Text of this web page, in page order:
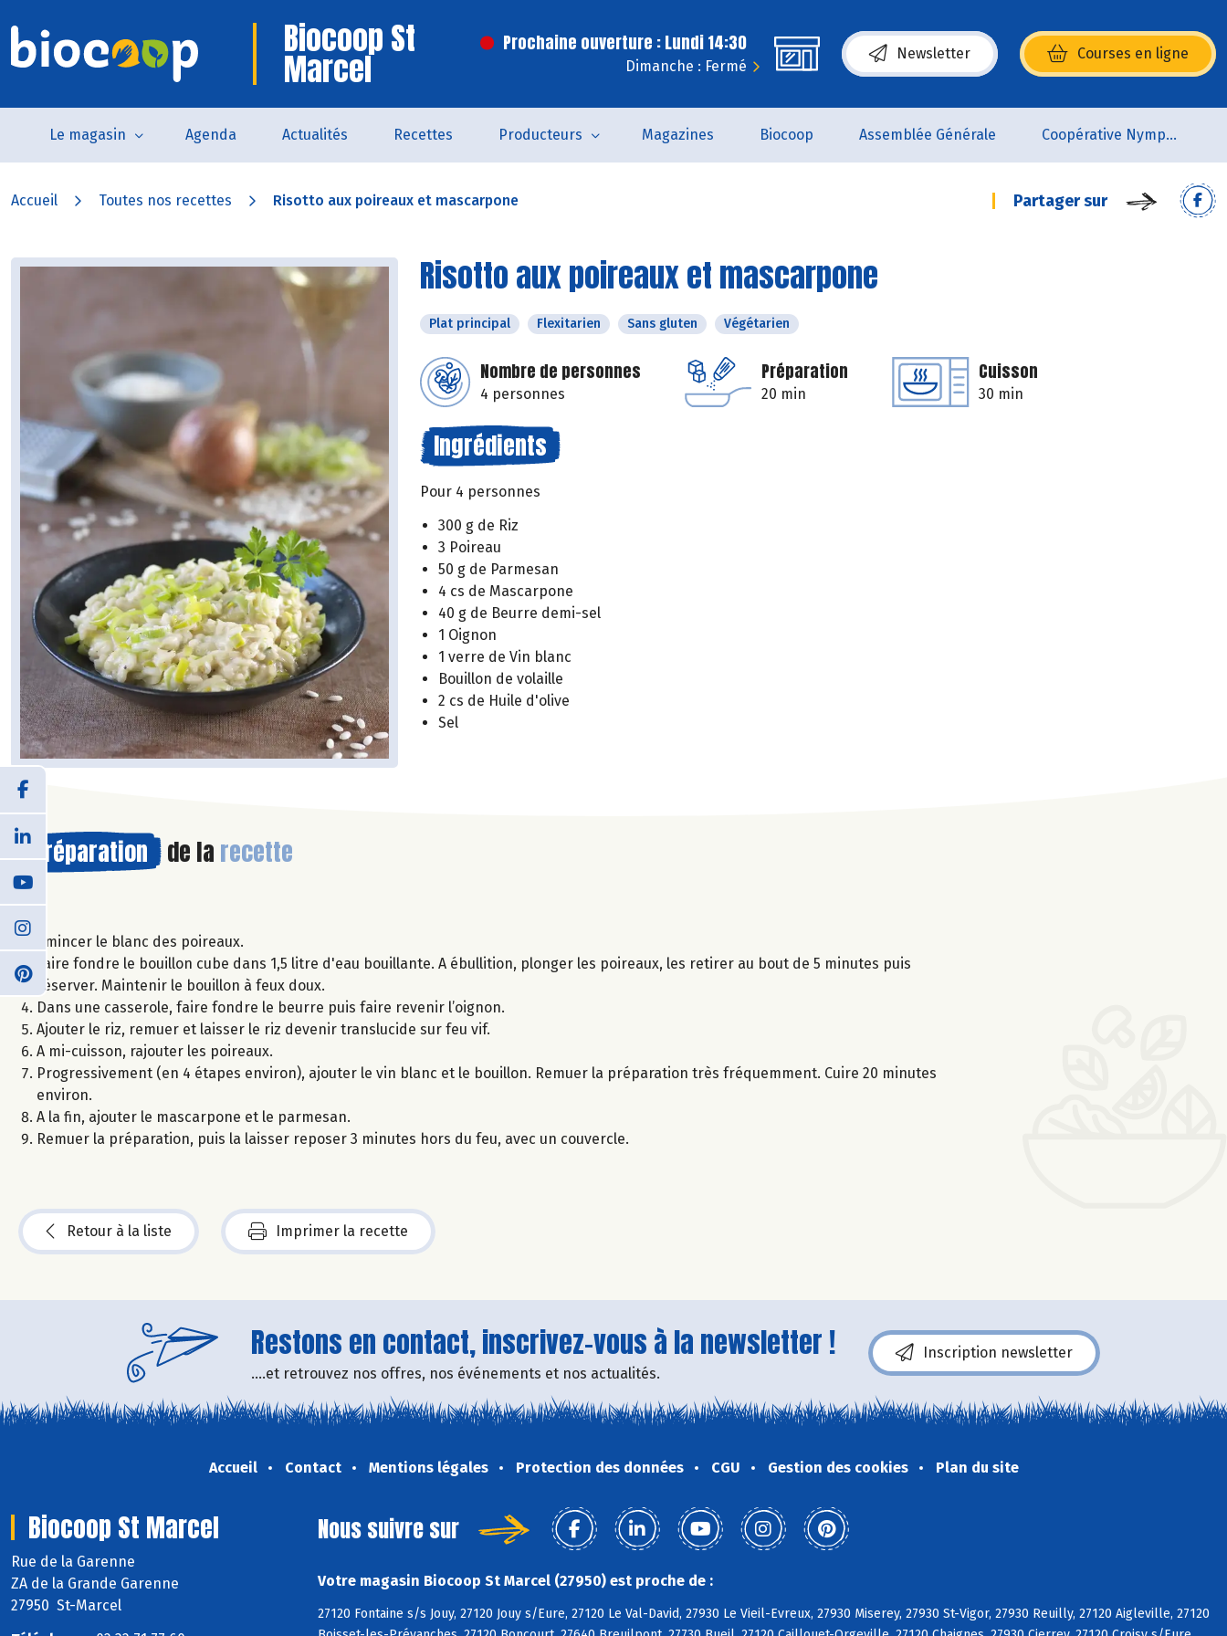
Biocoop St
Marcel
Prochaine ouverture : Lundi 14:30
Dimanche : Fermé
Newsletter Courses en ligne
(s’ouvre dans une nouvelle fenêtre)
Le magasin Agenda Actualités Recettes Producteurs Magazines Biocoop Assemblée Générale Coopérative Nymphéa
Accueil Toutes nos recettes Risotto aux poireaux et mascarpone Partager sur
Risotto aux poireaux et mascarpone
Plat principal Flexitarien Sans gluten Végétarien
Nombre de personnes
4 personnes
Préparation
20 min
Cuisson
30 min
Ingrédients
Pour 4 personnes
300 g de Riz
3 Poireau
50 g de Parmesan
4 cs de Mascarpone
40 g de Beurre demi-sel
1 Oignon
1 verre de Vin blanc
Bouillon de volaille
2 cs de Huile d'olive
Sel
Préparation de la recette
Emincer le blanc des poireaux.
Faire fondre le bouillon cube dans 1,5 litre d'eau bouillante. A ébullition, plonger les poireaux, les retirer au bout de 5 minutes puis
réserver. Maintenir le bouillon à feux doux.
Dans une casserole, faire fondre le beurre puis faire revenir l’oignon.
Ajouter le riz, remuer et laisser le riz devenir translucide sur feu vif.
A mi-cuisson, rajouter les poireaux.
Progressivement (en 4 étapes environ), ajouter le vin blanc et le bouillon. Remuer la préparation très fréquemment. Cuire 20 minutes
environ.
A la fin, ajouter le mascarpone et le parmesan.
Remuer la préparation, puis la laisser reposer 3 minutes hors du feu, avec un couvercle.
Retour à la liste Imprimer la recette
Restons en contact, inscrivez-vous à la newsletter !
....et retrouvez nos offres, nos événements et nos actualités.
Inscription newsletter
Accueil Contact Mentions légales Protection des données CGU Gestion des cookies Plan du site
Biocoop St Marcel
Rue de la Garenne
ZA de la Grande Garenne
27950 St-Marcel
Nous suivre sur
Votre magasin Biocoop St Marcel (27950) est proche de :
27120 Fontaine s/s Jouy, 27120 Jouy s/Eure, 27120 Le Val-David, 27930 Le Vieil-Evreux, 27930 Miserey, 27930 St-Vigor, 27930 Reuilly, 27120 Aigleville, 27120